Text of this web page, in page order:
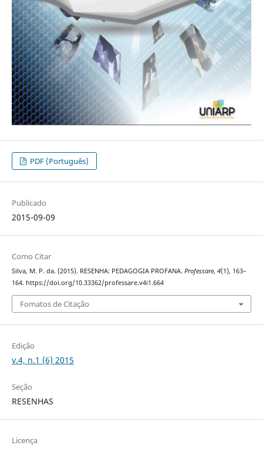
PDF (Português)
Publicado
2015-09-09
Como Citar
Silva, M. P. da. (2015). RESENHA: PEDAGOGIA PROFANA. Professare, 4(1), 163–
164. https://doi.org/10.33362/professare.v4i1.664
Fomatos de Citação
Edição
v.4, n.1 (6) 2015
Seção
RESENHAS
Licença